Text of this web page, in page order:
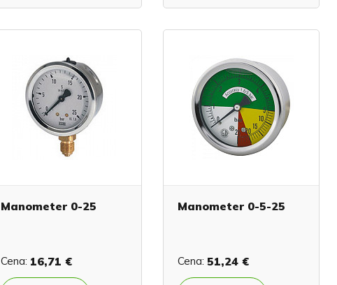
Manometer 0-25
Cena: 16,71 €
Manometer 0-5-25
Cena: 51,24 €